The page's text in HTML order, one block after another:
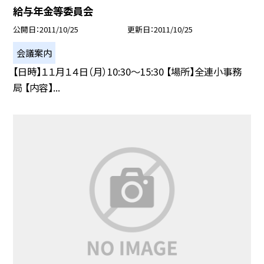
給与年金等委員会
公開日 2011/10/25 更新日 2011/10/25
会議案内
【日時】１１月１４日（月）10:30〜15:30 【場所】全連小事務
局 【内容】...